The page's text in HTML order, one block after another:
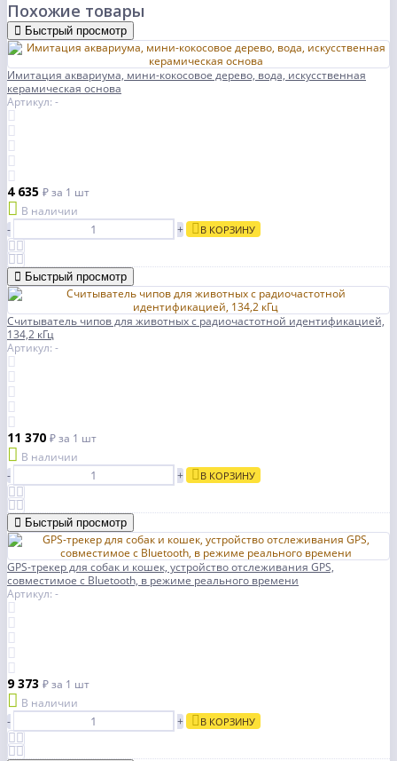
Похожие товары
Быстрый просмотр
Имитация аквариума, мини-кокосовое дерево, вода, искусственная
керамическая основа
Артикул: -
4 635 ₽за 1 шт
В наличии
-
+ В КОРЗИНУ
Быстрый просмотр
Считыватель чипов для животных с радиочастотной идентификацией,
134,2 кГц
Артикул: -
11 370 ₽за 1 шт
В наличии
-
+ В КОРЗИНУ
Быстрый просмотр
GPS-трекер для собак и кошек, устройство отслеживания GPS,
совместимое с Bluetooth, в режиме реального времени
Артикул: -
9 373 ₽за 1 шт
В наличии
-
+ В КОРЗИНУ